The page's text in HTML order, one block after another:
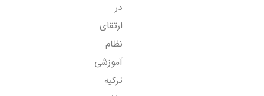
در
ارتقای
نظام
آموزشی
ترکیه